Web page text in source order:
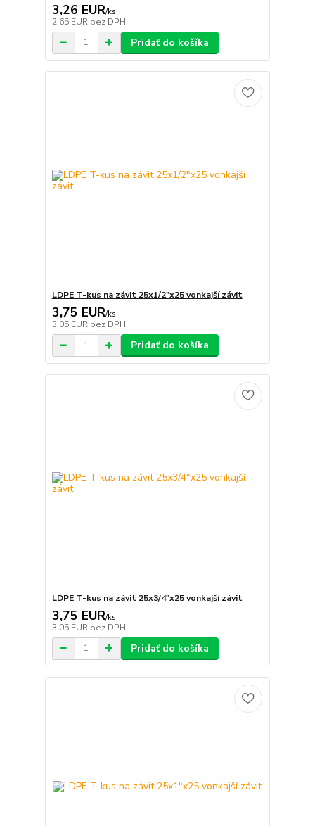
3,26 EUR/ks
2,65 EUR bez DPH
Pridať do košíka
LDPE T-kus na závit 25x1/2"x25 vonkajší závit
3,75 EUR/ks
3,05 EUR bez DPH
Pridať do košíka
LDPE T-kus na závit 25x3/4"x25 vonkajší závit
3,75 EUR/ks
3,05 EUR bez DPH
Pridať do košíka